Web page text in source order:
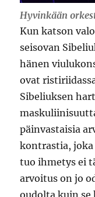
Hyvinkään
Kun katson
seisovan
hänen
ovat
Sibeliuksen
päinvastaisia
kontrastia,
tuo ihmetys ei
arvoitus on jo
oudolta kuin